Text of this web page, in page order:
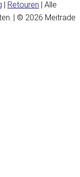
| Retouren | Alle
| © 2026 Meitrade